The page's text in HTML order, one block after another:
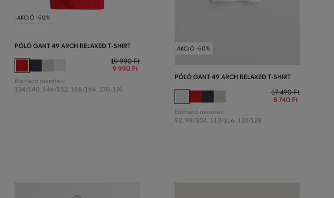
AKCIÓ -50%
PÓLÓ GANT 49 ARCH RELAXED T-SHIRT
19 990 Ft
9 990 Ft
Elérhető méretek:
134/140, 146/152 158/164 170, 176
AKCIÓ -50%
PÓLÓ GANT 49 ARCH RELAXED T-SHIRT
17 490 Ft
8 740 Ft
Elérhető méretek:
92, 98/104, 110/116, 122/128